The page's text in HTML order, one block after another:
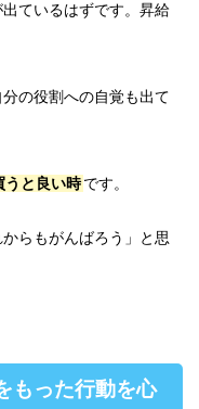
ているはずです。昇給
の役割への自覚も出て
うと良い時です。
らもがんばろう」と思
もった行動を心